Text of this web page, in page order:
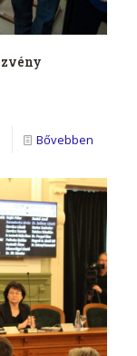
Bővebben